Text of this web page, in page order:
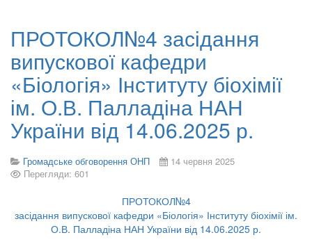
ПРОТОКОЛ№4 засідання
випускової кафедри
«Біологія» Інституту біохімії
ім. О.В. Палладіна НАН
України від 14.06.2025 р.
Громадське обговорення ОНП
14 червня 2025
Перегляди: 601
ПРОТОКОЛ№4
засідання випускової кафедри «Біологія» Інституту біохімії ім.
О.В. Палладіна НАН України від 14.06.2025 р.